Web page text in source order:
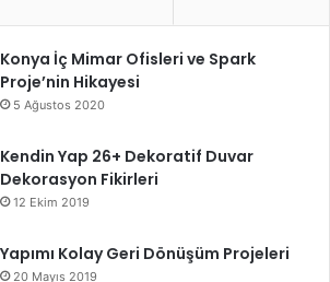
Konya İç Mimar Ofisleri ve Spark
Proje’nin Hikayesi
5 Ağustos 2020
Kendin Yap 26+ Dekoratif Duvar
Dekorasyon Fikirleri
12 Ekim 2019
Yapımı Kolay Geri Dönüşüm Projeleri
20 Mayıs 2019